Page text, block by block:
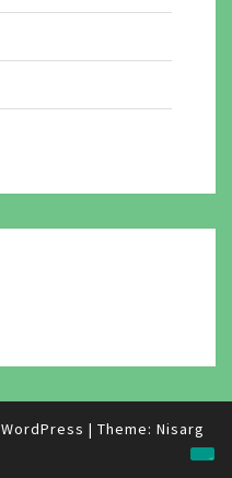
WordPress | Theme: Nisarg